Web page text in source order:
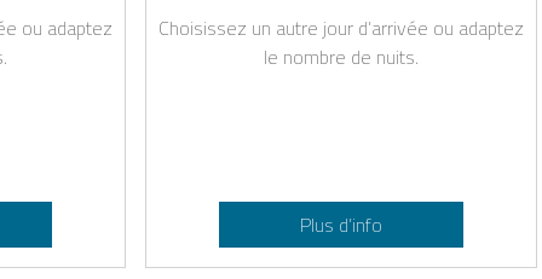
ou adaptez
Choisissez un autre jour d’arrivée ou adaptez
le nombre de nuits.
Plus d’info